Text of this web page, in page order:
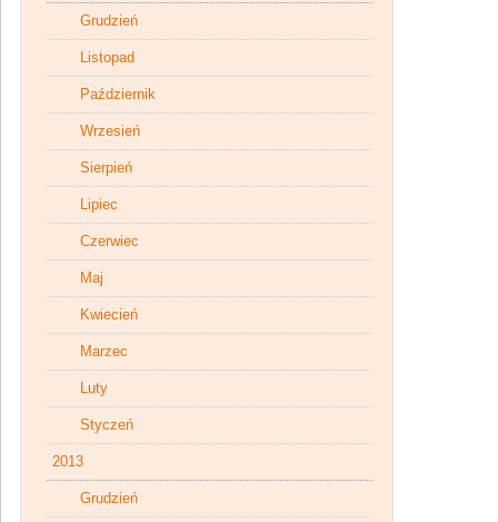
Grudzień
Listopad
Październik
Wrzesień
Sierpień
Lipiec
Czerwiec
Maj
Kwiecień
Marzec
Luty
Styczeń
2013
Grudzień